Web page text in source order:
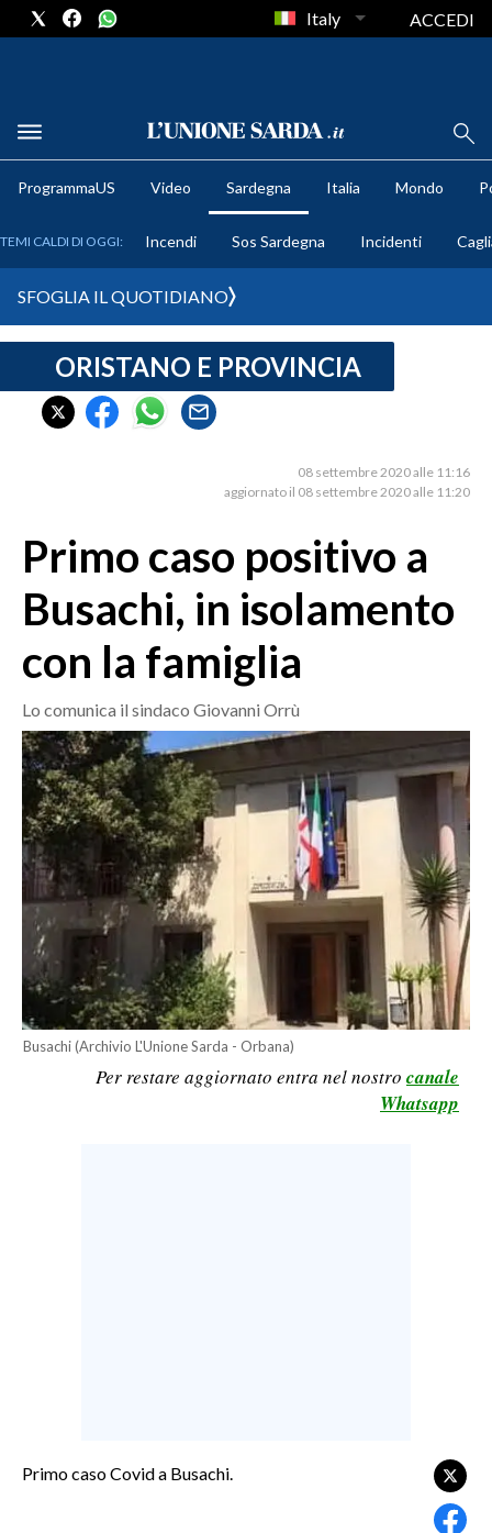
METEO
CRONACA SARDEGNA
CAGLIARI
SASSARI E PROVINCIA
GALLURA
OGLIASTRA
CRONACA
ITALIA
MONDO
POLITICA
ECONOMIA
SERVIZI ALLE IMPRESE
LAVORO
BANDI
CULTURA
Italy ACCEDI
ProgrammaUS Video Sardegna Italia Mondo
TEMI CALDI DI OGGI: Incendi Sos Sardegna Incidenti
SFOGLIA IL QUOTIDIANO
ORISTANO E PROVINCIA
08 settembre 2020 alle 11:16
aggiornato il 08 settembre 2020 alle 11:20
Primo caso positivo a
Busachi, in isolamento
con la famiglia
Lo comunica il sindaco Giovanni Orrù
Busachi (Archivio L'Unione Sarda - Orbana)
Per restare aggiornato entra nel nostro canale
Whatsapp
Primo caso Covid a Busachi.